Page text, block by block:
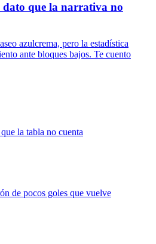
que la narrativa no
azulcrema, pero la estadística
ante bloques bajos. Te cuento
la tabla no cuenta
de pocos goles que vuelve